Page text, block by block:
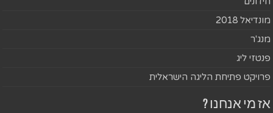
מונדיאל 2018
מנג'ר
פנטזי ליג
פרויקט פתיחת הליגה הישראלית
אז מי אנחנו ?